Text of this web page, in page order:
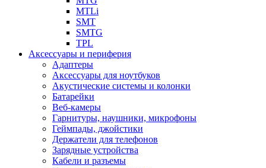
MTLi
SMT
SMTG
TPL
Аксессуары и периферия
Адаптеры
Аксессуары для ноутбуков
Акустические системы и колонки
Батарейки
Веб-камеры
Гарнитуры, наушники, микрофоны
Геймпады, джойстики
Держатели для телефонов
Зарядные устройства
Кабели и разъемы